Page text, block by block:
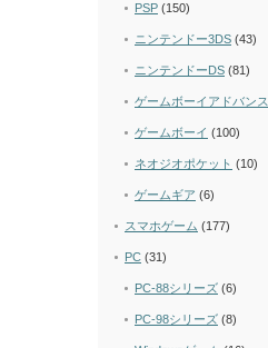
PSP (150)
ニンテンドー3DS (43)
ニンテンドーDS (81)
ゲームボーイアドバンス
ゲームボーイ (100)
ネオジオポケット (10)
ゲームギア (6)
スマホゲーム (177)
PC (31)
PC-88シリーズ (6)
PC-98シリーズ (8)